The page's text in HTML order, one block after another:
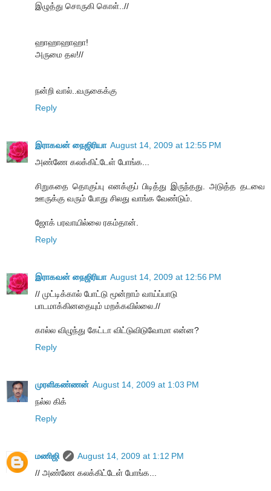
இழுத்து சொருகி கொள்..//
ஹாஹாஹாஹா!
அருமை தல!//
நன்றி வால்..வருகைக்கு
Reply
இராகவன் நைஜிரியா August 14, 2009 at 12:55 PM
அண்ணே கலக்கிட்டேள் போங்க...
சிறுகதை தொகுப்பு எனக்குப் பிடித்து இருந்தது. அடுத்த தடவை
ஊருக்கு வரும் போது சிலது வாங்க வேண்டும்.
ஜோக் பரவாயில்லை ரகம்தான்.
Reply
இராகவன் நைஜிரியா August 14, 2009 at 12:56 PM
// முட்டிக்கால் போட்டு மூன்றாம் வாய்ப்பாடு
பாடமாக்கினதையும் மறக்கவில்லை.//
கால்ல விழுந்து கேட்டா விட்டுவிடுவோமா என்ன?
Reply
முரளிகண்ணன் August 14, 2009 at 1:03 PM
நல்ல கிக்
Reply
மணிஜி
August 14, 2009 at 1:12 PM
// அண்ணே கலக்கிட்டேள் போங்க...